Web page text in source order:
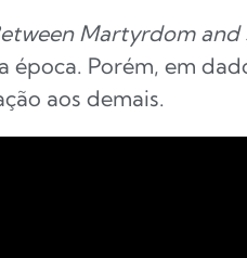
Martyrdom and
época. Porém, em
aos demais.